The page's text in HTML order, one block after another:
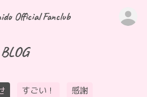
Official Fanclub
BLOG
すごい！ 感謝